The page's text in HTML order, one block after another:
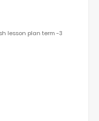
lesson plan term -3